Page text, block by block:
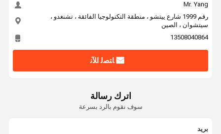
Mr. Yang
رقم 1999 شارع ييتشو ، منطقة التكنولوجيا الفائقة ، تشنغدو ،
سيتشوان ، الصين
13508040864
ﺎﺘﺼﻟ ﺍﻶﻧ
اترك رسالة
سوف نقوم بالرد بسرعة
بريد